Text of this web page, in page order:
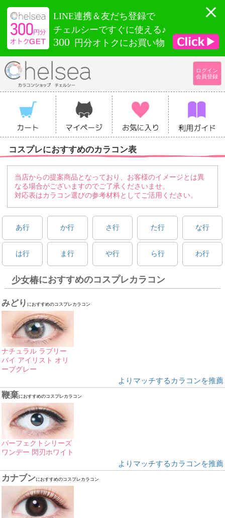
LINE連携＆友だち登録で
チェルシーですぐに使える♪
300 円分オトクにお買い物
ログイン
会員登録
コスプレにおすすめのカラコン表
当店からの提案商品となっており、お客様のイメージとは異
なる場合がございますのでご了承くださいませ。
対応表はカラコン選びの参考材料としてご活用ください。
あ行 か行 さ行 た行 な行
は行 ま行 や行 ら行 わ行
少女椿におすすめのコスプレカラコン
みどり におすすめのコスプレカラコン
ナチュラル ラブリー
バイ アイリスト オリ
ーブグレー
よりマッチするカラコンを推薦
鞭棄におすすめのコスプレカラコン
パーフェクトシリーズ
ワンデー 閃刃ホワイト
よりマッチするカラコンを推薦
カナブンにおすすめのコスプレカラコン